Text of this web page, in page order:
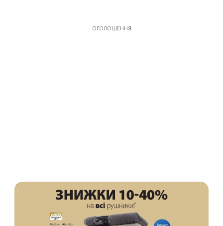
ОГОЛОШЕННЯ